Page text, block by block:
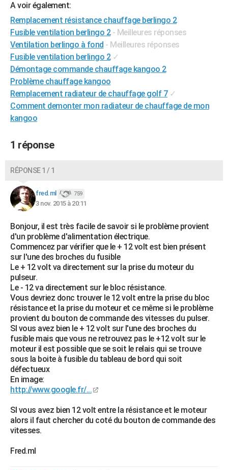
A voir également:
Remplacement résistance chauffage berlingo 2
Fusible ventilation berlingo 2 - Meilleures réponses
Ventilation berlingo à fond - Meilleures réponses
Fusible ventilation berlingo 2 ✓
Démontage commande chauffage kangoo 2
Problème chauffage kangoo
Remplacement radiateur de chauffage golf 7 ✓
Comment demonter mon radiateur de chauffage de mon
kangoo
1 réponse
RÉPONSE 1 / 1
fred.ml 759
3 nov. 2015 à 20:11
Bonjour, il est très facile de savoir si le problème provient
d'un problème d'alimentation électrique.
Commencez par vérifier que le + 12 volt est bien présent
sur l'une des broches du fusible
Le + 12 volt va directement sur la prise du moteur du
pulseur.
Le - 12 va directement sur le bloc résistance.
Vous devriez donc trouver le 12 volt entre la prise du bloc
résistance et la prise du moteur et ce même si le problème
provient du bouton de commande des vitesses du pulser.
SI vous avez bien le + 12 volt sur l'une des broches du
fusible mais que vous ne retrouvez pas le +12 volt sur le
moteur il est possible que se soit le relais qui se trouve
sous la boite à fusible du tableau de bord qui soit
défectueux
En image:
http://www.google.fr/...
SI vous avez bien 12 volt entre la résistance et le moteur
alors il faut chercher du coté du bouton de commande des
vitesses.
Fred.ml